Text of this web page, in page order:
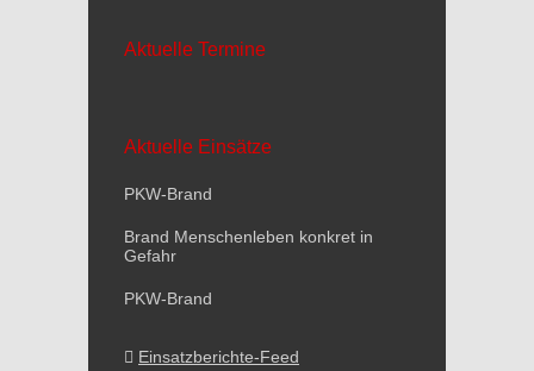
Aktuelle Termine
Aktuelle Einsätze
PKW-Brand
Brand Menschenleben konkret in
Gefahr
PKW-Brand
Einsatzberichte-Feed